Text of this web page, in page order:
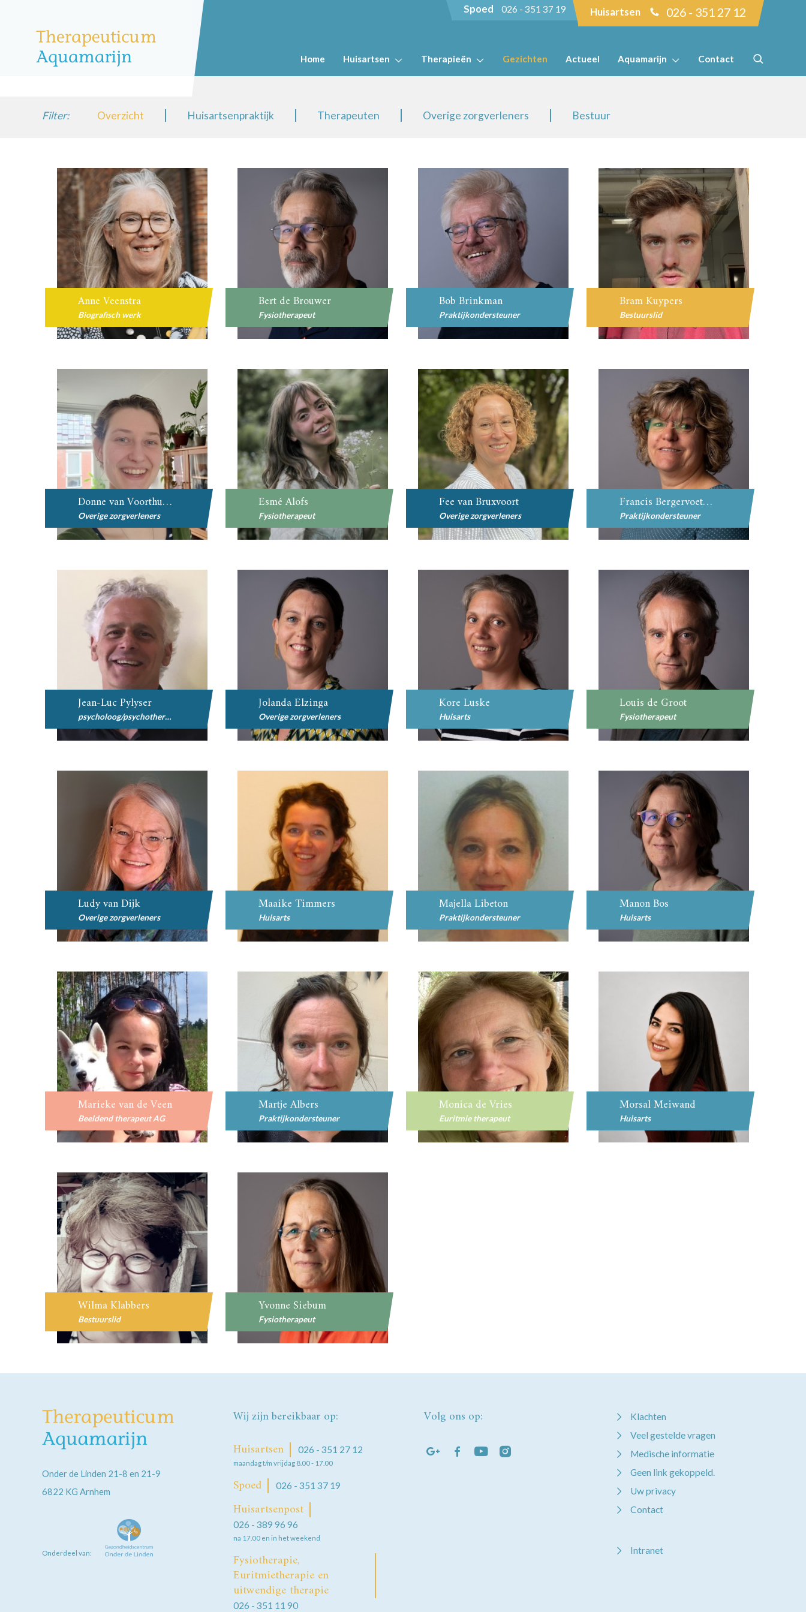
Spoed 026 - 351 37 19 Huisartsen 026 - 351 27 12
Home Huisartsen Therapieën Gezichten Actueel Aquamarijn Contact
Filter: Overzicht Huisartsenpraktijk Therapeuten Overige zorgverleners Bestuur
Anne Veenstra
Biografisch werk
Bert de Brouwer
Fysiotherapeut
Bob Brinkman
Praktijkondersteuner
Bram Kuypers
Bestuurslid
Donne van Voorthuijsen
Overige zorgverleners
Esmé Alofs
Fysiotherapeut
Fee van Bruxvoort
Overige zorgverleners
Francis Bergervoet-Hirth
Praktijkondersteuner
Jean-Luc Pylyser
psycholoog/psychotherapeut
Jolanda Elzinga
Overige zorgverleners
Kore Luske
Huisarts
Louis de Groot
Fysiotherapeut
Ludy van Dijk
Overige zorgverleners
Maaike Timmers
Huisarts
Majella Libeton
Praktijkondersteuner
Manon Bos
Huisarts
Marieke van de Veen
Beeldend therapeut AG
Martje Albers
Praktijkondersteuner
Monica de Vries
Euritmie therapeut
Morsal Meiwand
Huisarts
Wilma Klabbers
Bestuurslid
Yvonne Siebum
Fysiotherapeut
Onder de Linden 21-8 en 21-9
6822 KG Arnhem
Onderdeel van:
Wij zijn bereikbaar op:
Huisartsen 026 - 351 27 12
maandag t/m vrijdag 8.00 - 17.00
Spoed 026 - 351 37 19
Huisartsenpost
026 - 389 96 96
na 17.00 en in het weekend
Fysiotherapie,
Euritmietherapie en
uitwendige therapie
026 - 351 11 90
Volg ons op:
Klachten
Veel gestelde vragen
Medische informatie
Geen link gekoppeld.
Uw privacy
Contact
Intranet